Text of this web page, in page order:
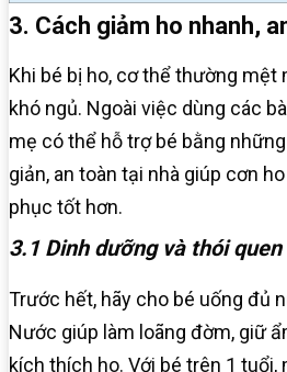
3. Cách giảm ho nhanh,
Khi bé bị ho, cơ thể thường mệt
khó ngủ. Ngoài việc dùng các
mẹ có thể hỗ trợ bé bằng
giản, an toàn tại nhà giúp cơn
phục tốt hơn.
3.1 Dinh dưỡng và thói
Trước hết, hãy cho bé uống đủ
Nước giúp làm loãng đờm, giữ
kích thích ho. Với bé trên 1